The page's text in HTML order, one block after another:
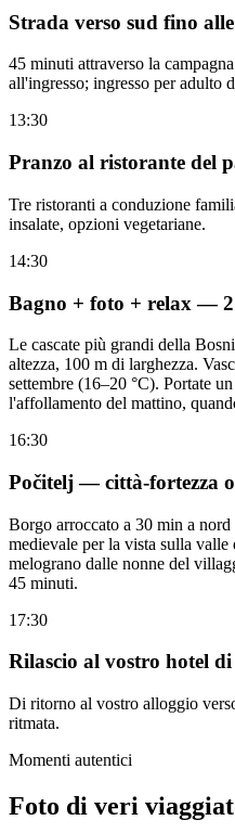
Strada verso sud fino
45 minuti attraverso la
all'ingresso; ingresso per adulto
13:30
Pranzo al ristorante del
Tre ristoranti a conduzione
insalate, opzioni vegetariane.
14:30
Bagno + foto + relax —
Le cascate più grandi della
altezza, 100 m di larghezza.
settembre (16–20 °C). Portate
l'affollamento del mattino,
16:30
Počitelj — città-fortezza
Borgo arroccato a 30 min a
medievale per la vista sulla
melograno dalle nonne del
45 minuti.
17:30
Rilascio al vostro hotel
Di ritorno al vostro alloggio
ritmata.
Momenti autentici
Foto di veri